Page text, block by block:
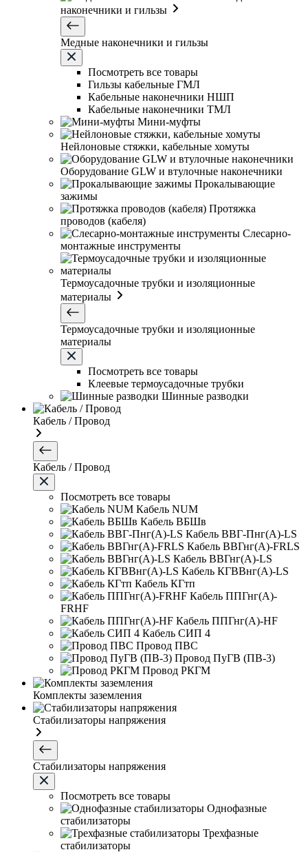
наконечники и гильзы
Медные наконечники и гильзы
Посмотреть все товары
Гильзы кабельные ГМЛ
Кабельные наконечники НШП
Кабельные наконечники ТМЛ
Мини-муфты
Нейлоновые стяжки, кабельные хомуты
Оборудование GLW и втулочные наконечники
Прокалывающие
зажимы
Протяжка
проводов (кабеля)
Слесарно-
монтажные инструменты
Термоусадочные трубки и изоляционные
материалы
Термоусадочные трубки и изоляционные
материалы
Посмотреть все товары
Клеевые термоусадочные трубки
Шинные разводки
Кабель / Провод
Кабель / Провод
Посмотреть все товары
Кабель NUM
Кабель ВБШв
Кабель ВВГ-Пнг(А)-LS
Кабель ВВГнг(А)-FRLS
Кабель ВВГнг(А)-LS
Кабель КГВВнг(А)-LS
Кабель КГтп
Кабель ППГнг(А)-
FRHF
Кабель ППГнг(А)-HF
Кабель СИП 4
Провод ПВС
Провод ПуГВ (ПВ-3)
Провод РКГМ
Комплекты заземления
Стабилизаторы напряжения
Стабилизаторы напряжения
Посмотреть все товары
Однофазные
стабилизаторы
Трехфазные
стабилизаторы